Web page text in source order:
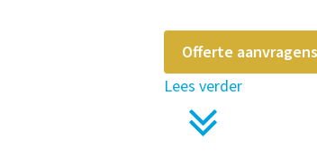
Offerte aanvragen
Lees verder